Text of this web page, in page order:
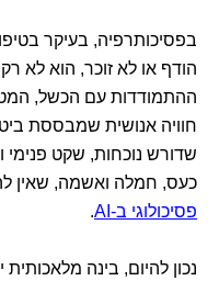
בפסיכותרפיה, בעיקר
הודף או לא זוכר, הוא לא
ההתמודדות עם הכשל,
חוויה אנושית שמבססת
שדורש נוכחות, שקט פנימי
כעס, חמלה ואשמה, שאין
פסיכולוגי ב-AI
.
נכון להיום, בינה